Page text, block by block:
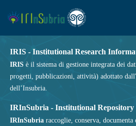
IRIS - Institutional Research
IRIS è il sistema di gestione integrata dei
progetti, pubblicazioni, attività) adottato
dell’Insubria.
IRInSubria - Institutional Repository
IRInSubria raccoglie, conserva, documenta